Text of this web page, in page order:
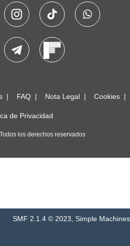
FAQ Nota Legal Cookies
de Privacidad
los derechos reservados
SMF 2.1.4 © 2023 Simple Machines